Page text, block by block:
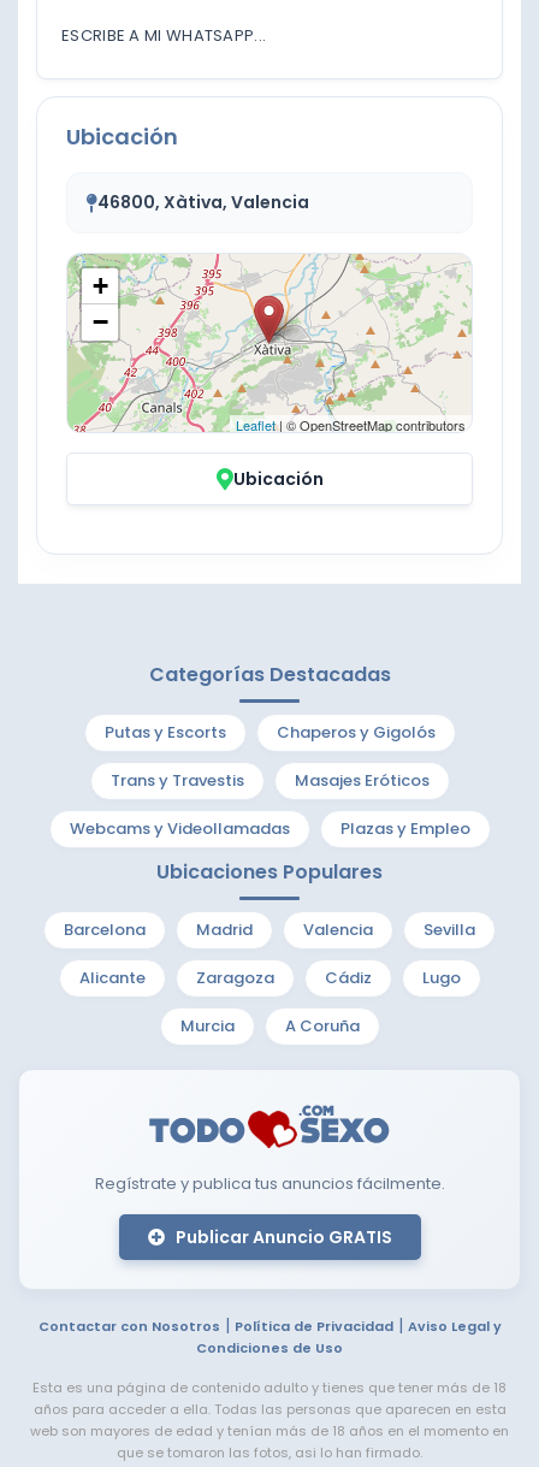
ESCRIBE A MI WHATSAPP...
Ubicación
46800, Xàtiva, Valencia
+
−
Leaflet| © OpenStreetMap contributors
Ubicación
Categorías Destacadas
Putas y Escorts Chaperos y Gigolós
Trans y Travestis Masajes Eróticos
Webcams y Videollamadas Plazas y Empleo
Ubicaciones Populares
Barcelona Madrid Valencia Sevilla
Alicante Zaragoza Cádiz Lugo
Murcia A Coruña
Regístrate y publica tus anuncios fácilmente.
Publicar Anuncio GRATIS
Contactar con Nosotros | Política de Privacidad| Aviso Legal y
Condiciones de Uso
Esta es una página de contenido adulto y tienes que tener más de 18
años para acceder a ella. Todas las personas que aparecen en esta
web son mayores de edad y tenían más de 18 años en el momento en
que se tomaron las fotos, asi lo han firmado.